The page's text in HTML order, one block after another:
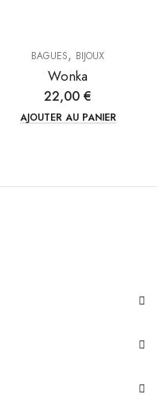
BAGUES, BIJOUX
Wonka
22,00 €
AJOUTER AU PANIER